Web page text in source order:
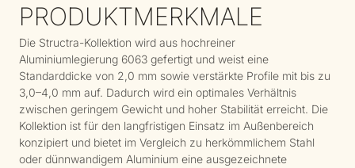
PRODUKTMERKMALE
Die Structra-Kollektion wird aus hochreiner
Aluminiumlegierung 6063 gefertigt und weist eine
Standarddicke von 2,0 mm sowie verstärkte Profile mit bis zu
3,0–4,0 mm auf. Dadurch wird ein optimales Verhältnis
zwischen geringem Gewicht und hoher Stabilität erreicht. Die
Kollektion ist für den langfristigen Einsatz im Außenbereich
konzipiert und bietet im Vergleich zu herkömmlichem Stahl
oder dünnwandigem Aluminium eine ausgezeichnete